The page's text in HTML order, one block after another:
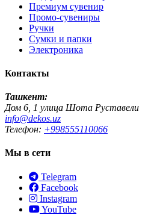
Премиум сувенир
Промо-сувениры
Ручки
Сумки и папки
Электроника
Контакты
Ташкент:
Дом 6, 1 улица Шота Руставели
info@dekos.uz
Телефон: +998555110066
Мы в сети
Telegram
Facebook
Instagram
YouTube